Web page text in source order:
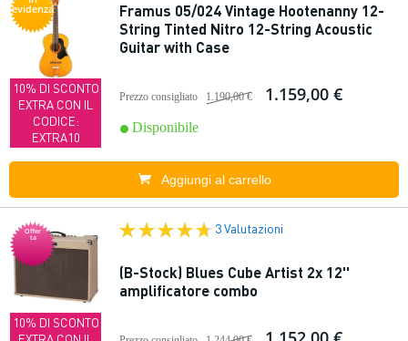
evidenza
10% DI SCONTO
EXTRA CON IL
CODICE:
EXTRA10
Framus 05/024 Vintage Hootenanny 12-
String Tinted Nitro 12-String Acoustic
Guitar with Case
Prezzo consigliato 1.190,00 € 1.159,00 €
Disponibile
Aggiungi al carrello
Offer
ta
10% DI SCONTO
3 Valutazioni
(B-Stock) Blues Cube Artist 2x 12''
amplificatore combo